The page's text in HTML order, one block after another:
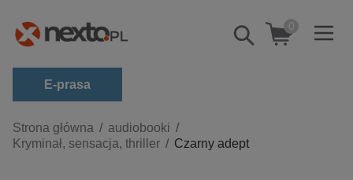
Pokaż/schowaj
wyszukiwarkę
0
E-prasa
Kategorie
Zobacz wszystkie E-prasa
Strona główna
audiobooki
Kryminał, sensacja, thriller
Czarny adept